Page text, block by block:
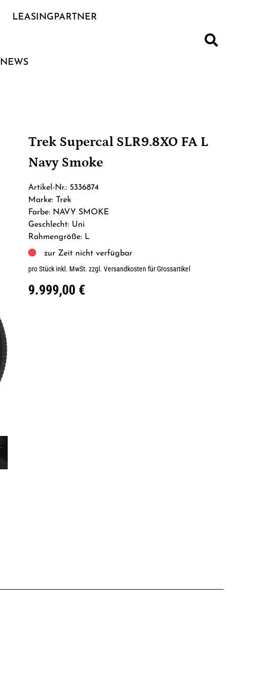
LEASINGPARTNER
NEWS
Trek Supercal SLR9.8XO FA L
Navy Smoke
Artikel-Nr.: 5336874
Marke: Trek
Farbe: NAVY SMOKE
Geschlecht: Uni
Rahmengröße: L
zur Zeit nicht verfügbar
pro Stück inkl. MwSt.zzgl. Versandkosten für Grossartikel
9.999,00 €